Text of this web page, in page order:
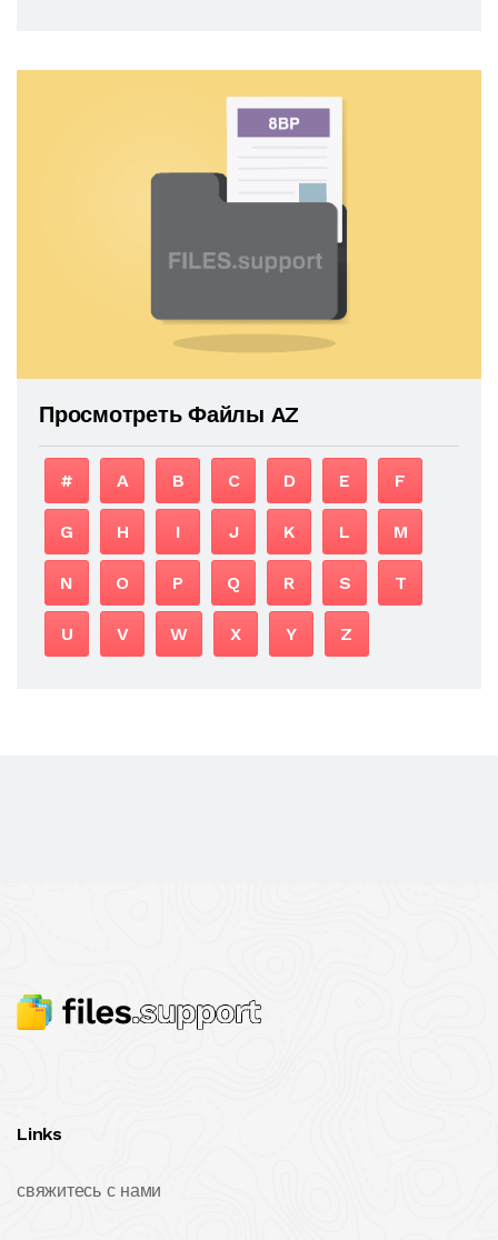
Просмотреть Файлы AZ
# A B C D E F
G H I J K L M
N O P Q R S T
U V W X Y Z
Links
свяжитесь с нами